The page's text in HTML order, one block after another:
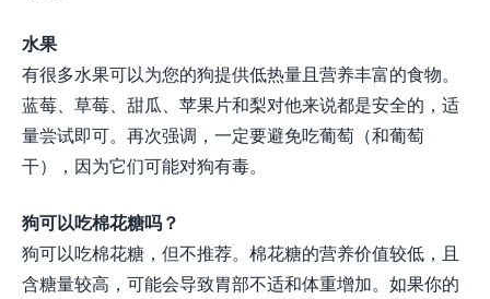
水果
有很多水果可以为您的狗提供低热量且营养丰富的食物。
蓝莓、草莓、甜瓜、苹果片和梨对他来说都是安全的，适
量尝试即可。再次强调，一定要避免吃葡萄（和葡萄
干），因为它们可能对狗有毒。
狗可以吃棉花糖吗？
狗可以吃棉花糖，但不推荐。棉花糖的营养价值较低，且
含糖量较高，可能会导致胃部不适和体重增加。如果你的